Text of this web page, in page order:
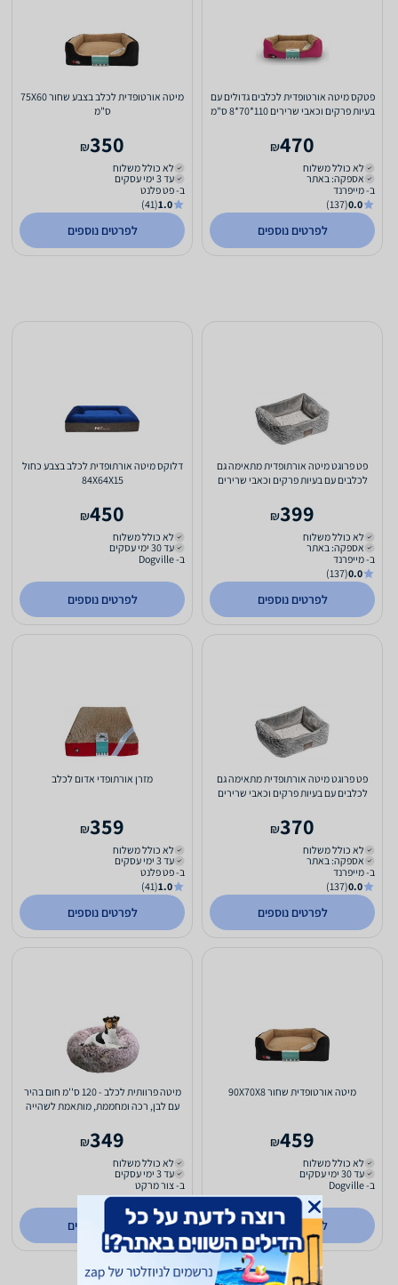
פטקס מיטה אורטופדית לכלבים גדולים עם
בעיות פרקים וכאבי שרירים 110*70*8 ס"מ
470
₪
לא כולל משלוח
אספקה: באתר
ב- מייפרנד
0.0
(137)
לפרטים נוספים
מיטה אורטופדית לכלב בצבע שחור 75X60
ס"מ
350
₪
לא כולל משלוח
עד 3 ימי עסקים
ב- פט פלנט
1.0
(41)
לפרטים נוספים
פט פרוגט מיטה אורתופדית מתאימה גם
לכלבים עם בעיות פרקים וכאבי שרירים
399
₪
לא כולל משלוח
אספקה: באתר
ב- מייפרנד
0.0
(137)
לפרטים נוספים
דלוקס מיטה אורתופדית לכלב בצבע כחול
84X64X15
450
₪
לא כולל משלוח
עד 30 ימי עסקים
ב- Dogville
לפרטים נוספים
פט פרוגט מיטה אורתופדית מתאימה גם
לכלבים עם בעיות פרקים וכאבי שרירים
370
₪
לא כולל משלוח
אספקה: באתר
ב- מייפרנד
0.0
(137)
לפרטים נוספים
מזרן אורתופדי אדום לכלב
359
₪
לא כולל משלוח
עד 3 ימי עסקים
ב- פט פלנט
1.0
(41)
לפרטים נוספים
מיטה אורטופדית שחור 90X70X8
459
₪
לא כולל משלוח
עד 30 ימי עסקים
ב- Dogville
לפרטים נוספים
מיטה פרוותית לכלב - 120 ס''מ חום בהיר
עם לבן, רכה ומחממת, מותאמת לשהייה
349
₪
לא כולל משלוח
עד 3 ימי עסקים
ב- צור מרקט
4.0
(195)
לפרטים נוספים